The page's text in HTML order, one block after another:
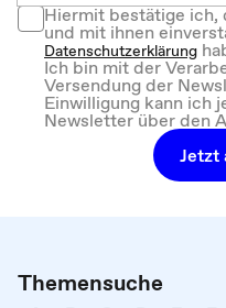
Hiermit bestätige ich,
und mit ihnen
Datenschutzerklärung
Ich bin mit der
Versendung der
Einwilligung kann ich
Newsletter über den
Jetzt
Themensuche